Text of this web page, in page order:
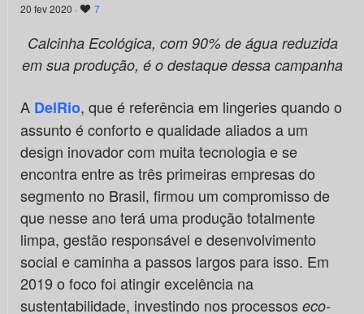
20 fev 2020 · 7
Calcinha Ecológica, com 90% de água reduzida
em sua produção, é o destaque dessa campanha
A DelRio, que é referência em lingeries quando o
assunto é conforto e qualidade aliados a um
design inovador com muita tecnologia e se
encontra entre as três primeiras empresas do
segmento no Brasil, firmou um compromisso de
que nesse ano terá uma produção totalmente
limpa, gestão responsável e desenvolvimento
social e caminha a passos largos para isso. Em
2019 o foco foi atingir excelência na
sustentabilidade, investindo nos processos eco-